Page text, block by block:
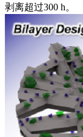
剥离超过300 h。